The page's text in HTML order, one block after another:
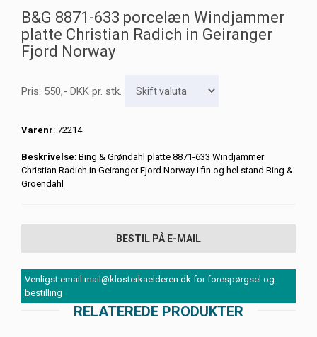
B&G 8871-633 porcelæn Windjammer
platte Christian Radich in Geiranger
Fjord Norway
Pris: 550,- DKK pr. stk.
Varenr: 72214
Beskrivelse: Bing & Grøndahl platte 8871-633 Windjammer
Christian Radich in Geiranger Fjord Norway I fin og hel stand Bing &
Groendahl
BESTIL PÅ E-MAIL
Venligst email mail@klosterkaelderen.dk for forespørgsel og
bestilling
RELATEREDE PRODUKTER